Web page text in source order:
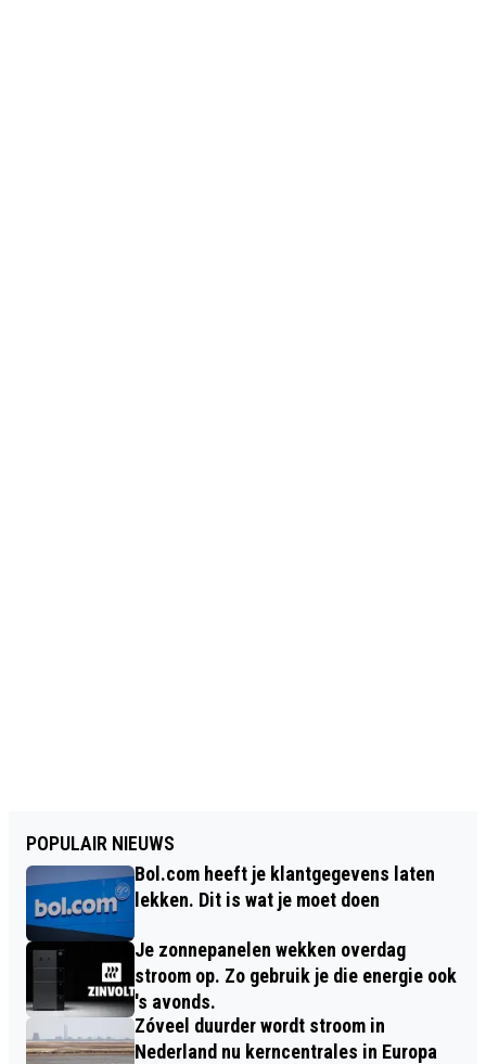
POPULAIR NIEUWS
Bol.com heeft je klantgegevens laten
lekken. Dit is wat je moet doen
Je zonnepanelen wekken overdag
stroom op. Zo gebruik je die energie ook
's avonds.
Zóveel duurder wordt stroom in
Nederland nu kerncentrales in Europa